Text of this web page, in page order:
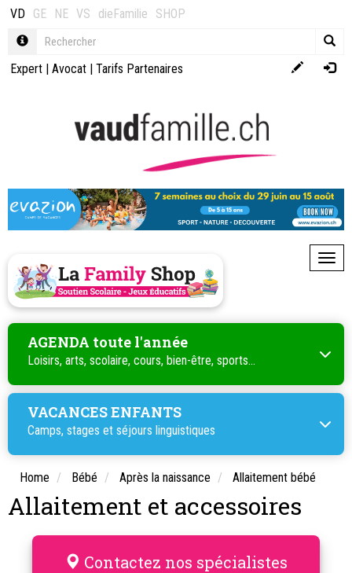
VD GE NE VS dieFamilie SHOP
Expert | Avocat | Tarifs Partenaires
AGENDA toute l'année
Loisirs, arts, scolaire, cours, bien-être, sports...
VACANCES ENFANTS
Camps, stages et séjours linguistiques
Home Bébé Après la naissance Allaitement bébé
Allaitement et accessoires
Contactez nos spécialistes